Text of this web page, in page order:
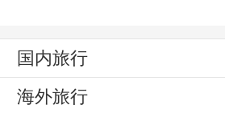
国内旅行
海外旅行